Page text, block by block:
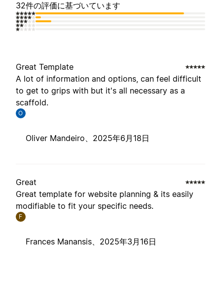
32件の評価に基づいています
Great Template
A lot of information and options, can feel difficult
to get to grips with but it's all necessary as a
scaffold.
O
Oliver Mandeiro、 2025年6月18日
Great
Great template for website planning & its easily
modifiable to fit your specific needs.
F
Frances Manansis、 2025年3月16日